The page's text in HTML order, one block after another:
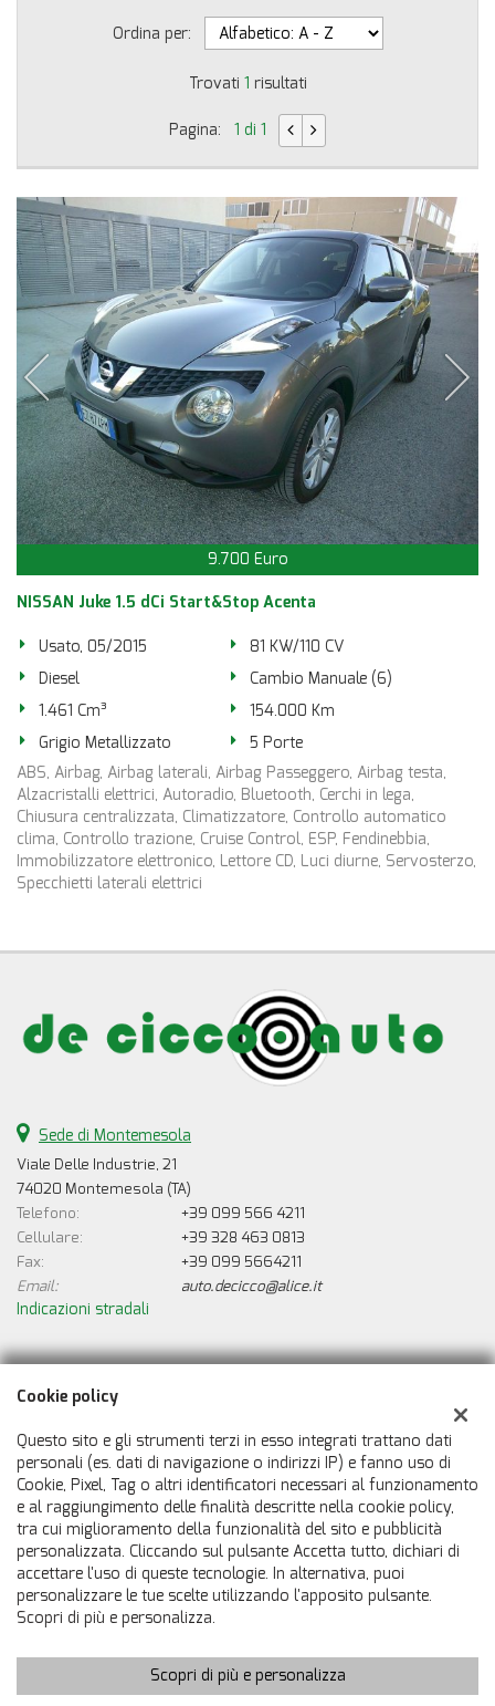
Ordina per:
Trovati 1 risultati
Pagina: 1 di 1
9.700 Euro
NISSAN Juke 1.5 dCi Start&Stop Acenta
Usato, 05/2015
81 KW/110 CV
Diesel
Cambio Manuale (6)
1.461 Cm³
154.000 Km
Grigio Metallizzato
5 Porte
ABS, Airbag, Airbag laterali, Airbag Passeggero, Airbag testa,
Alzacristalli elettrici, Autoradio, Bluetooth, Cerchi in lega,
Chiusura centralizzata, Climatizzatore, Controllo automatico
clima, Controllo trazione, Cruise Control, ESP, Fendinebbia,
Immobilizzatore elettronico, Lettore CD, Luci diurne, Servosterzo,
Specchietti laterali elettrici
Sede di Montemesola
Viale Delle Industrie, 21
74020 Montemesola (TA)
Telefono:
+39 099 566 4211
Cellulare:
+39 328 463 0813
Fax:
+39 099 5664211
Email:
auto.decicco@alice.it
Indicazioni stradali
Dati fiscali:
De Cicco Auto
Viale Delle Industrie, 21, Montemesola (TA)
C.F/P.IVA:00388550733
Registro delle imprese:TA
Copyright © 2026 GestionaleAuto.com S.r.l., Tutti i diritti riservati
-Leggi l'informativa sulla privacy-Cookie Policy
Cookie policy
Questo sito e gli strumenti terzi in esso integrati trattano dati
personali (es. dati di navigazione o indirizzi IP) e fanno uso di
Cookie, Pixel, Tag o altri identificatori necessari al funzionamento
e al raggiungimento delle finalità descritte nella cookie policy,
tra cui miglioramento della funzionalità del sito e pubblicità
personalizzata. Cliccando sul pulsante Accetta tutto, dichiari di
accettare l'uso di queste tecnologie. In alternativa, puoi
personalizzare le tue scelte utilizzando l'apposito pulsante.
Scopri di più e personalizza.
Scopri di più e personalizza